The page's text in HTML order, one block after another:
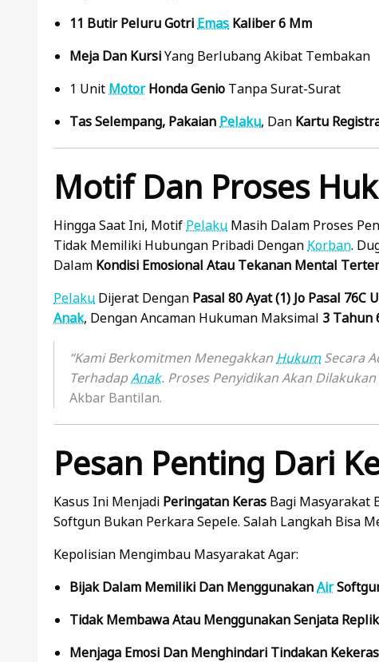
11 Butir Peluru Gotri Emas Kaliber 6 Mm
Meja Dan KursiYang Berlubang Akibat Tembakan
1 Unit MotorHonda Genio Tanpa Surat-Surat
Tas Selempang, Pakaian Pelaku, Dan Kartu
Motif Dan Proses
Hingga Saat Ini, Motif Pelaku Masih Dalam Proses
Tidak Memiliki Hubungan Pribadi Dengan Korban.
Dalam Kondisi Emosional Atau Tekanan Mental
Pelaku Dijerat Dengan Pasal 80 Ayat (1) Jo Pasal 76C
Anak, Dengan Ancaman Hukuman Maksimal 3 Tahun
“Kami Berkomitmen Menegakkan HukumSecara
TerhadapAnak. Proses Penyidikan Akan
Akbar Bantilan.
Pesan Penting Dari
Kasus Ini Menjadi Peringatan Keras Bagi Masyarakat
Softgun Bukan Perkara Sepele. Salah Langkah Bisa
Kepolisian Mengimbau Masyarakat Agar:
Bijak Dalam Memiliki Dan MenggunakanAir
Tidak Membawa Atau Menggunakan Senjata
Menjaga Emosi Dan Menghindari Tindakan